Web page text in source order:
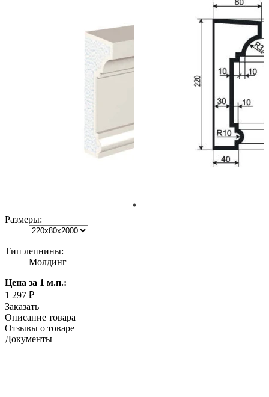
Размеры:
Тип лепнины:
Молдинг
Цена за 1 м.п.:
1 297 ₽
Заказать
Описание товара
Отзывы о товаре
Документы